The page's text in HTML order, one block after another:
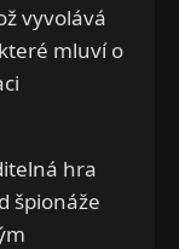
vyvolává
mluví o
hra
špionáže